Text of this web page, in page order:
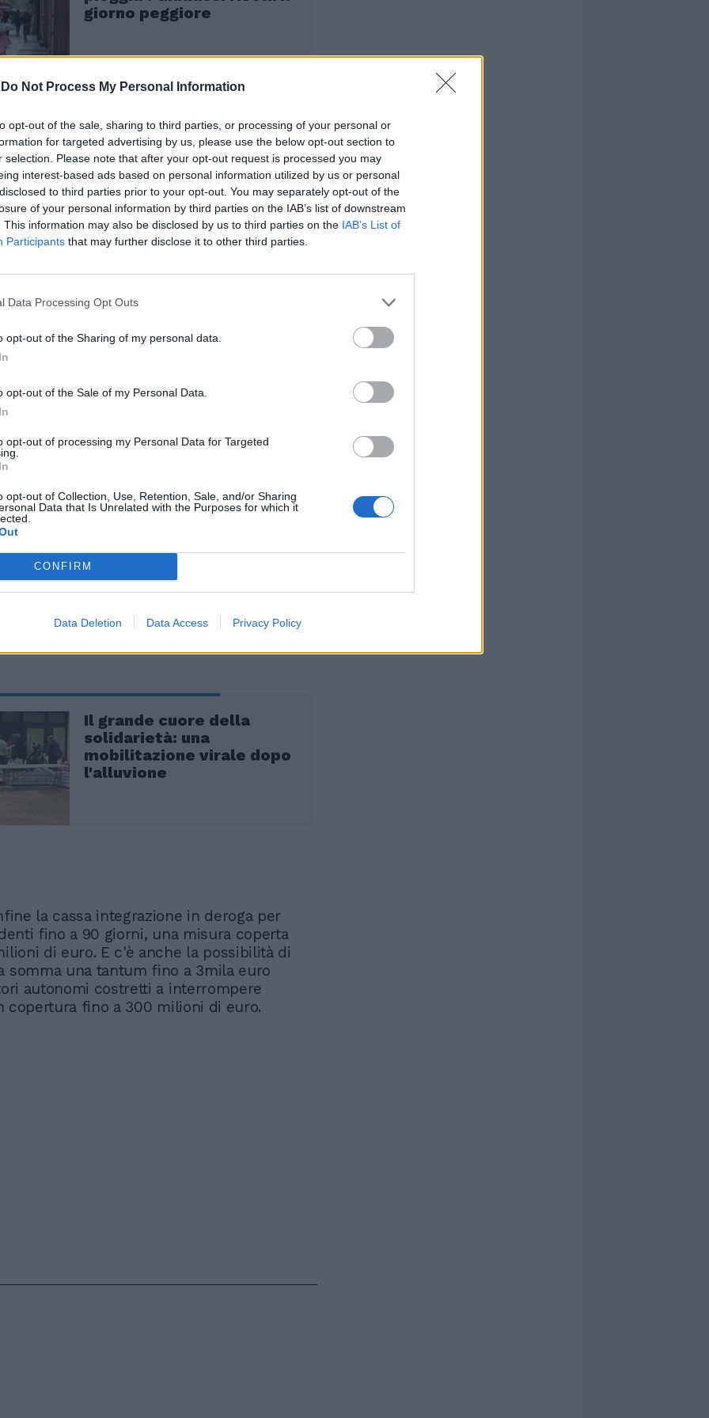
Do Not Process My Personal Information
opt-out of the sale, sharing to third parties, or processing of your personal or
for targeted advertising by us, please use the below opt-out section to
selection. Please note that after your opt-out request is processed you may
interest-based ads based on personal information utilized by us or personal
to third parties prior to your opt-out. You may separately opt-out of the
of your personal information by third parties on the IAB’s list of downstream
This information may also be disclosed by us to third parties on the IAB’s List of
Participants that may further disclose it to other third parties.
Data Processing Opt Outs
opt-out of the Sharing of my personal data.
opt-out of the Sale of my Personal Data.
opt-out of processing my Personal Data for Targeted
opt-out of Collection, Use, Retention, Sale, and/or Sharing
Data that Is Unrelated with the Purposes for which it
CONFIRM
Data Deletion Data Access Privacy Policy
giorno peggiore
effettuate dalle imprese ai loro
2023 per esigenze straordinarie
alluvione in Emilia Romagna
a formare reddito di lavoro
cui tale erogazione dovesse essere
indicato, la parte eccedente è
Poiché non sono disponibili
erogazioni in oggetto, ai fini della
si utilizza come proxy della
quella fruitrice dei fringe benefit.
elaborazioni effettuate sul modello di
Unica per l’anno di imposta 2021 e dei
che risiedono nei comuni in
che i soggetti beneficiari dei benefit
141 mila. Ipotizzando prudenzialmente
una erogazione di importo pari a
si stima un ammontare agevolabile pari a
di euro. Applicando un’aliquota
del 30 per cento, si stima una
di competenza annua di Irpef di
milioni di euro, e di -6,2 e -2,3 milioni di
di addizionale regionale e
Il grande cuore della
solidarietà: una
mobilitazione virale dopo
l'alluvione
la cassa integrazione in deroga per
fino a 90 giorni, una misura coperta
di euro. E c'è anche la possibilità di
somma una tantum fino a 3mila euro
autonomi costretti a interrompere
copertura fino a 300 milioni di euro.